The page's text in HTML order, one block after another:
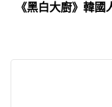
《黑白大廚》韓